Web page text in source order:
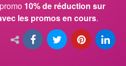
10% de réduction sur
les promos en cours.